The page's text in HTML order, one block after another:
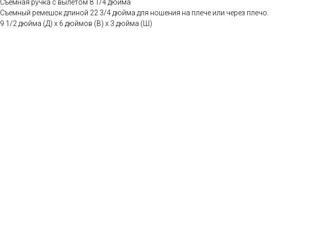
Съемная ручка с вылетом 8 1/4 дюйма
Съемный ремешок длиной 22 3/4 дюйма для ношения на плече или через плечо.
9 1/2 дюйма (Д) x 6 дюймов (В) x 3 дюйма (Ш)